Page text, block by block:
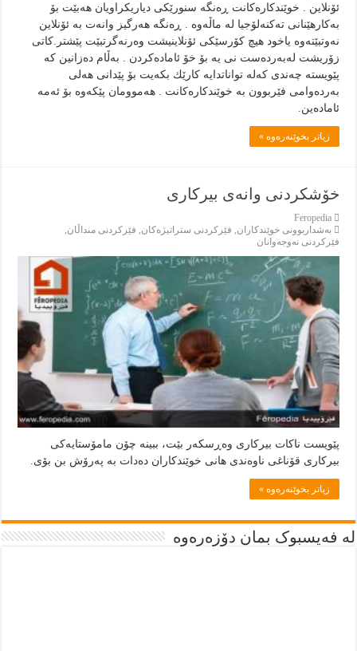
ئۆنلاين . خوێندكاره‌كانت ڕه‌نگه‌ سنورێكى دياريكراويان هه‌بێت بۆ
به‌كارهێنانى ته‌كنه‌لۆجيا له‌ ماڵه‌وه‌ . ڕه‌نگه‌ هه‌رگيز وانه‌ت به‌ ئۆنلاين
نه‌وتبێته‌وه‌ ياخود هيچ كۆرسێكى ئۆنلاينيشت وه‌رنه‌گرتبێت‌ پێشتر.كاتى
زۆريشت له‌به‌رده‌ست نى يه‌ بۆ خۆ ئاماده‌كردن . به‌ڵام ده‌زانين كه‌
پێويسته‌ چه‌ندى كه‌له‌ تواناتدايه‌ كارێك بكه‌يت بۆ پێدانى هه‌لى
به‌رده‌وامى فێربوون به‌ خوێندكاره‌كانت . هه‌موومان پێکەوە بۆ ئەمە
ئامادەین.
زياتر بخوێنەرەوە »
خۆشکردنی وانەی بیرکاری
Feropedia
بەشداربوونی خوێندكاران فێركردنى ستراتيژەكان فێركردنى منداڵان
فێركردنى نەوجەوانان
پێویست ناکات بیرکاری وەڕسکەر بێت، ببینە چۆن مامۆستایەکی
بیرکاری قۆناغی ناوەندی هانی خوێندکاران دەدات بە پەرۆش بن بۆی.
زياتر بخوێنەرەوە »
لە فەیسبوک بمان دۆزەرەوە